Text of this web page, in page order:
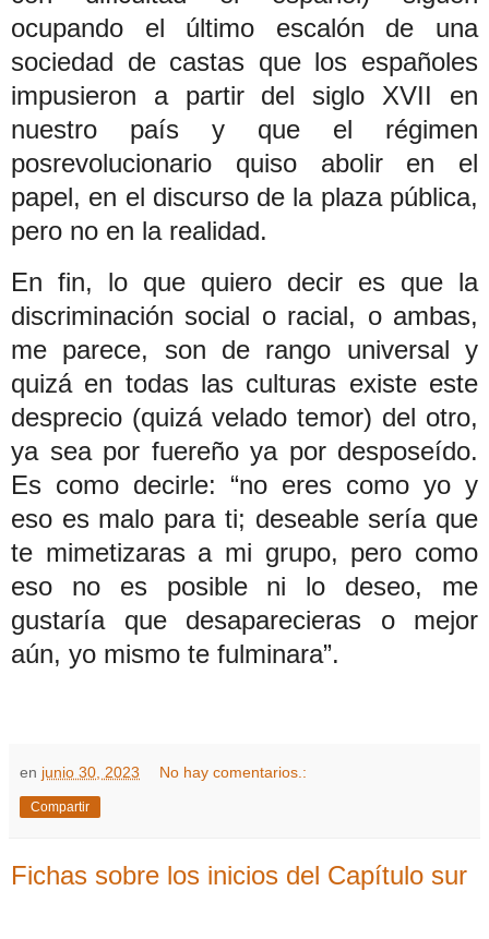
ocupando el último escalón de una
sociedad de castas que los españoles
impusieron a partir del siglo XVII en
nuestro país y que el régimen
posrevolucionario quiso abolir en el
papel, en el discurso de la plaza pública,
pero no en la realidad.
En fin, lo que quiero decir es que la
discriminación social o racial, o ambas,
me parece, son de rango universal y
quizá en todas las culturas existe este
desprecio (quizá velado temor) del otro,
ya sea por fuereño ya por desposeído.
Es como decirle: “no eres como yo y
eso es malo para ti; deseable sería que
te mimetizaras a mi grupo, pero como
eso no es posible ni lo deseo, me
gustaría que desaparecieras o mejor
aún, yo mismo te fulminara”.
en junio 30, 2023 No hay comentarios.:
Compartir
Fichas sobre los inicios del Capítulo sur